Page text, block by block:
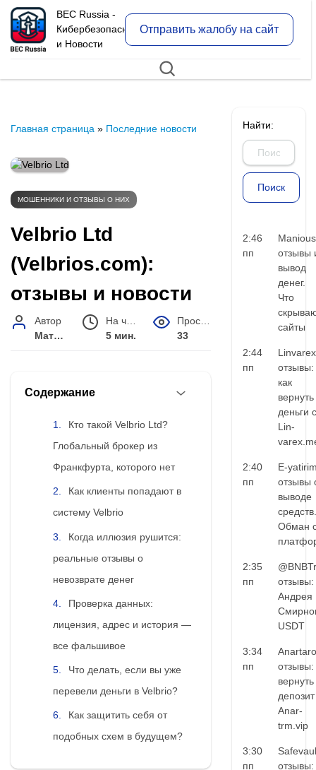
BEC Russia -
Кибербезопасность
и Новости
Отправить жалобу на сайт
Главная страница » Последние новости
МОШЕННИКИ И ОТЗЫВЫ О НИХ
Velbrio Ltd
(Velbrios.com):
отзывы и новости
Автор
Матвей Иванов
5 мин.
33
Содержание
Кто такой Velbrio Ltd?
Глобальный брокер из
Франкфурта, которого нет
Как клиенты попадают в
систему Velbrio
Когда иллюзия рушится:
реальные отзывы о
невозврате денег
Проверка данных:
лицензия, адрес и история —
все фальшивое
Что делать, если вы уже
перевели деньги в Velbrio?
Как защитить себя от
подобных схем в будущем?
Найти:
2:46
пп
Manious
отзывы
вывод
денег.
Что
сайты
2:44
пп
Linvarex
отзывы:
как
вернуть
деньги с
Lin-
2:40
пп
E-
отзывы
выводе
средств.
Обман
2:35
пп
Андрея
USDT
3:34
пп
отзывы:
вернуть
Anar-
trm.vip
3:30
пп
отзывы: